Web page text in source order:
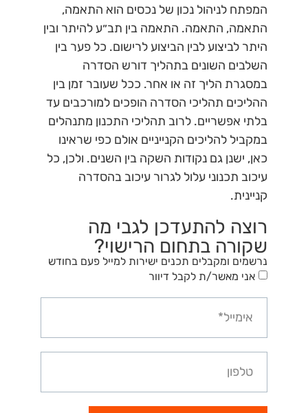
המפתח לניהול נכון של נכסים הוא התאמה,
התאמה, התאמה. התאמה בין תב״ע להיתר ובין
היתר לביצוע לבין הביצוע לרישום. כל פער בין
השלבים השונים בתהליך דורש הסדרה
במסגרת הליך זה או אחר. ככל שעובר זמן בין
ההליכים תהליכי הסדרה הופכים למורכבים עד
בלתי אפשריים. לרוב תהליכי התכנון מתנהלים
במקביל להליכים הקנייניים אולם כפי שראינו
כאן, ישנן גם נקודות השקה בין השנים. ולכן, כל
עיכוב תכנוני עלול לגרור עיכוב בהסדרה
קניינית.
רוצה להתעדכן לגבי מה
שקורה בתחום הרישוי?
נרשמים ומקבלים תכנים ישירות למייל פעם בחודש
אני מאשר/ת לקבל דיוור